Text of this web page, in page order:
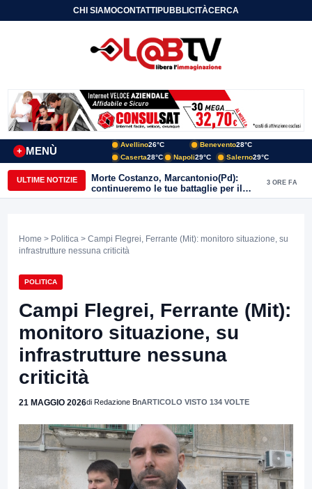
CHI SIAMOCONTATTIPUBBLICITÀCERCA
MENÙ
+
Avellino26°C Benevento28°C
Caserta28°C Napoli29°C Salerno29°C
ULTIME NOTIZIE
Morte Costanzo, Marcantonio(Pd):
continueremo le tue battaglie per il
Sannio
3 ORE FA
Home > Politica > Campi Flegrei, Ferrante (Mit): monitoro situazione, su
infrastrutture nessuna criticità
POLITICA
Campi Flegrei, Ferrante (Mit):
monitoro situazione, su
infrastrutture nessuna
criticità
21 MAGGIO 2026di Redazione BnARTICOLO VISTO 134 VOLTE